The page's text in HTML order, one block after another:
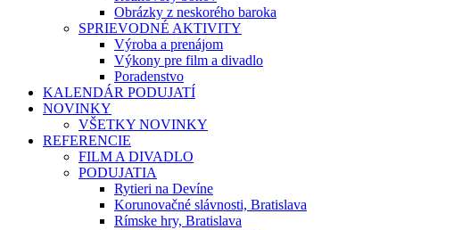
Obrázky z neskorého baroka
SPRIEVODNÉ AKTIVITY
Výroba a prenájom
Výkony pre film a divadlo
Poradenstvo
KALENDÁR PODUJATÍ
NOVINKY
VŠETKY NOVINKY
REFERENCIE
FILM A DIVADLO
PODUJATIA
Rytieri na Devíne
Korunovačné slávnosti, Bratislava
Rímske hry, Bratislava